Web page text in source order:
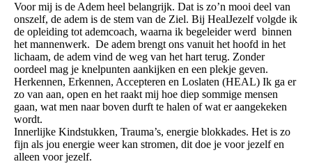
Voor mij is de Adem heel belangrijk. Dat is zo’n mooi deel van
onszelf, de adem is de stem van de Ziel. Bij HealJezelf volgde ik
de opleiding tot ademcoach, waarna ik begeleider werd binnen
het mannenwerk. De adem brengt ons vanuit het hoofd in het
lichaam, de adem vind de weg van het hart terug. Zonder
oordeel mag je knelpunten aankijken en een plekje geven.
Herkennen, Erkennen, Accepteren en Loslaten (HEAL) Ik ga er
zo van aan, open en het raakt mij hoe diep sommige mensen
gaan, wat men naar boven durft te halen of wat er aangekeken
wordt.
Innerlijke Kindstukken, Trauma’s, energie blokkades. Het is zo
fijn als jou energie weer kan stromen, dit doe je voor jezelf en
alleen voor jezelf.